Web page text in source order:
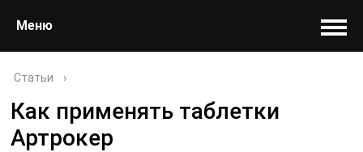
Меню
Статьи ›
Как применять таблетки
Артрокер